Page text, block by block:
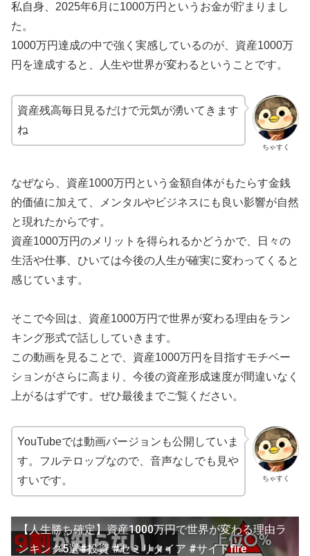
私自身、2025年6月に1000万円というお金が貯まりまし
た。
1000万円達成の中で強く実感しているのが、資産1000万
円を達成すると、人生や世界が変わるということです。
ちゃすく
資産残高毎日見るだけで元気が湧いてきます
ね
なぜなら、資産1000万円という金額自体がもたらす金銭
的価値に加えて、メンタルやビジネスにも良い影響が自然
と現れたからです。
資産1000万円のメリットを得られるかどうかで、日々の
生活や仕事、ひいては今後の人生が確実に変わってくると
感じています。
そこで今回は、資産1000万円で世界が変わる理由をラン
キング形式で話ししていきます。
この動画を見ることで、資産1000万円を目指すモチベー
ションがさらに高まり、今後の資産形成速度が間違いなく
上がるはずです。ぜひ最後までご覧ください。
ちゃすく
YouTubeでは動画バージョンも公開していま
す。フルテロップなので、音声なしでも見や
すいです。
【人生勝ち確定】資産1000万円で世界が変わる理由ラ
ンキング5選#投資 #セミリタイア #サイドfire